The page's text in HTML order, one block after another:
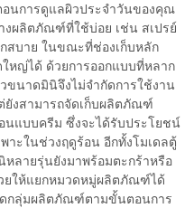
นการดูแลผิวประจำวันของคุณ
งผลิตภัณฑ์ที่ใช้บ่อย เช่น สเปรย์
สบาย ในขณะที่ช่องเก็บหลัก
หญ่ได้ ด้วยการออกแบบที่หลาก
นาดมินิจึงไม่จำกัดการใช้งาน
งสามารถจัดเก็บผลิตภัณฑ์
นแบบครีม ซึ่งจะได้รับประโยชน์
าะในช่วงฤดูร้อน อีกทั้งโมเดลตู้
ลายรุ่นยังมาพร้อมตะกร้าหรือ
ยให้แยกหมวดหมู่ผลิตภัณฑ์ได้
กลุ่มผลิตภัณฑ์ตามขั้นตอนการ